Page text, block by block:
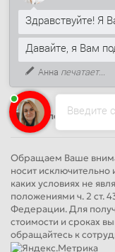
Наш адрес
Офис продаж
Адрес: Россия,
41
Круглосуточно
Обращаем Ваше
носит
каких условиях не
положениями ч. 2 ст.
Федерации. Для
стоимости и сроках
обращайтесь к
Введите
Здравствуйте! Я
Давайте, я Вам
Анна печатает...